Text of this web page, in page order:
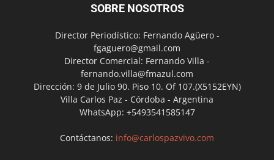
SOBRE NOSOTROS
Director Periodístico: Fernando Agüero -
fgaguero@gmail.com
Director Comercial: Fernando Villa -
fernando.villa@fmazul.com
Dirección: 9 de Julio 90. Piso 10. Of 107.(X5152EYN)
Villa Carlos Paz - Córdoba - Argentina
WhatsApp: +5493541585147
Contáctanos: info@carlospazvivo.com